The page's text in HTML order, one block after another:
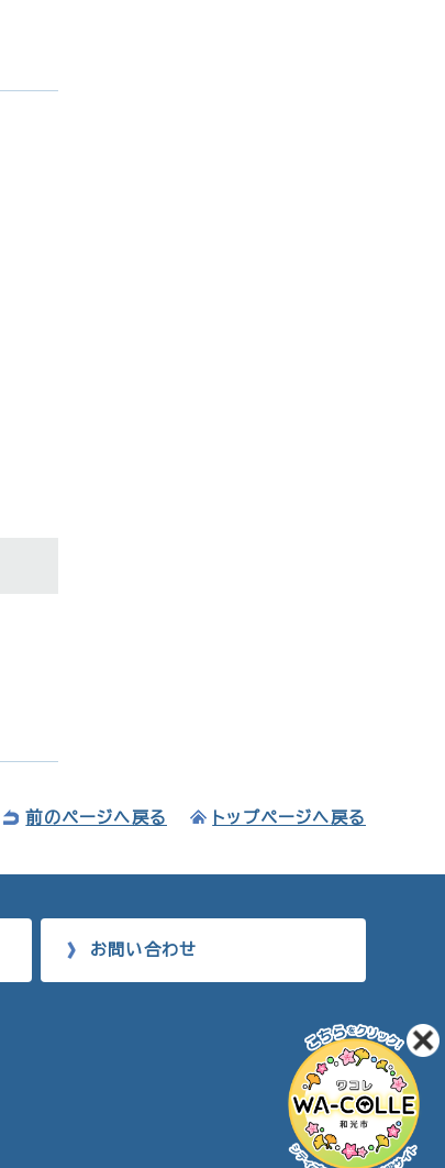
前のページへ戻る トップページへ戻る
お問い合わせ